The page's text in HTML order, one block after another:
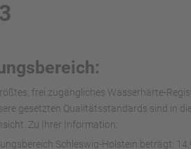
frei zugängliches Wasserhärte-
gesetzten Qualitätsstandards sind in
Zu Ihrer Information:
Schleswig-Holstein beträgt: